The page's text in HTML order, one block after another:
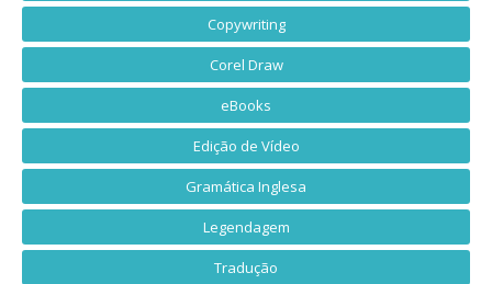
Copywriting
Corel Draw
eBooks
Edição de Vídeo
Gramática Inglesa
Legendagem
Tradução